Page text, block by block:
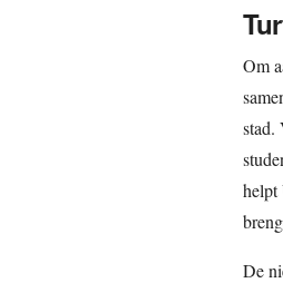
Om
stad.
helpt
De